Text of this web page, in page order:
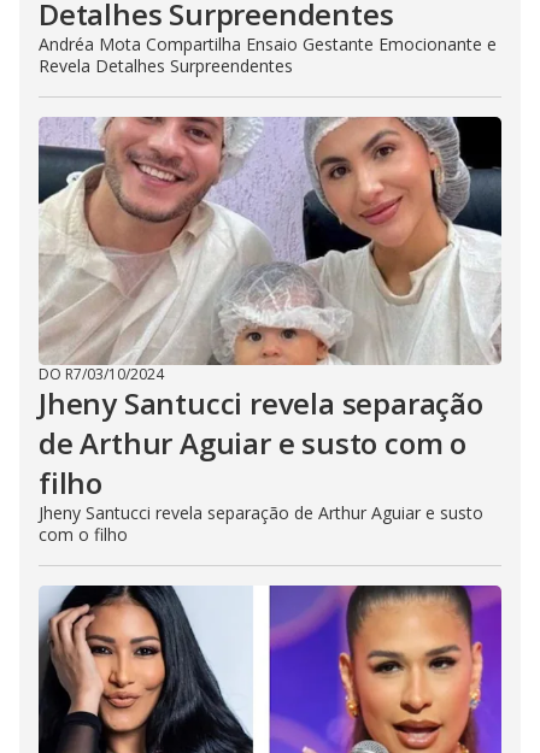
Detalhes Surpreendentes
Andréa Mota Compartilha Ensaio Gestante Emocionante e
Revela Detalhes Surpreendentes
DO R7/03/10/2024
Jheny Santucci revela separação
de Arthur Aguiar e susto com o
filho
Jheny Santucci revela separação de Arthur Aguiar e susto
com o filho